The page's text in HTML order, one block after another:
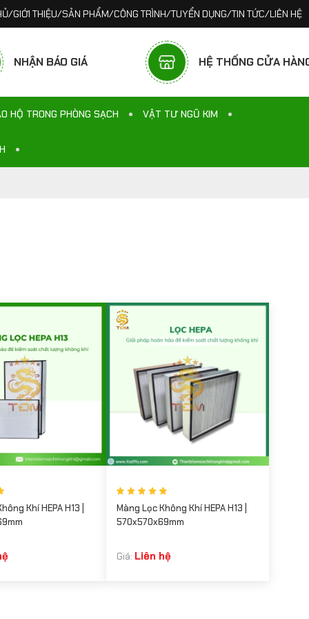
PHÁP BẢO VỆ SỨC KHỎE TỐI ƯU CHO KHÁCH HÀNG.
/GIỚI THIỆU/SẢN PHẨM/CÔNG TRÌNH/TUYỂN DỤNG/TIN TỨC/LIÊN HỆ
NHẬN BÁO GIÁ HỆ THỐNG CỬA
HỘ TRONG PHÒNG SẠCH VẬT TƯ NGŨ KIM
Khí HEPA H13 |
Màng Lọc Không Khí HEPA H13 |
570x570x69mm
Giá: Liên hệ